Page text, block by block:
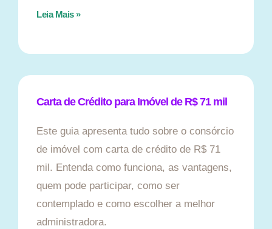
Leia Mais »
Carta de Crédito para Imóvel de R$ 71 mil
Este guia apresenta tudo sobre o consórcio
de imóvel com carta de crédito de R$ 71
mil. Entenda como funciona, as vantagens,
quem pode participar, como ser
contemplado e como escolher a melhor
administradora.